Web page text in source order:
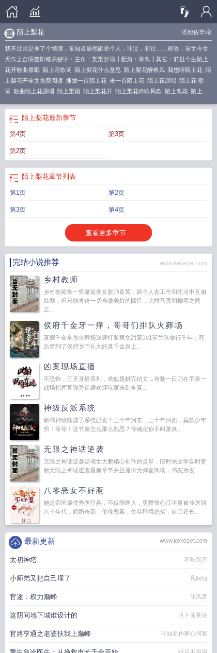
喷他佐辛/著
陌上梨花
我不过就是伸了个懒腰，谁知道居然砸晕个人，罪过，罪过……标签：前世今生
天作之合阴差阳错关键字：主角：梨梨舒雨┃配角：将离┃其它：前世今生 陌上
花开歌曲原唱 陌上花歌词 陌上梨花什么意思 陌上梨花醉春风 我想听陌上花 陌
上梨花开全文免费阅读 播放一首陌上花 来一首陌上花 陌上花原唱 陌上花 歌
词 歌曲陌上花原唱 陌上梨雨 陌上梨花开 陌上梨花吟咏风歌 陌上离花 陌上离
陌上花这首歌
陌上梨花最新章节
第4页 第3页
第2页
陌上梨花章节列表
第1页 第2页
第3页 第4页
查看更多章节...
完结小说推荐 www.kekepet.com
乡村教师
乡村教师朱一男邂逅美女教师黄莺，两个人在工作和生活中互相
鼓励，但只能将这一切当做美好的回忆，此时马页和柳萼之间
正...
侯府千金牙一痒，哥哥们排队火葬场
真假千金全员火葬场逆袭打脸爽文甜宠1v1苏兰玖修行千年，死
后穿到了侯府乡下长大的真千金身上。...
凶案现场直播
不恐怖，三夭直播系列，类似题材完结文→有朝一日刀在手第一
战场指挥官强势逆袭欢迎玩家来到全真...
神级反派系统
新书神级熊孩子系统已发！三十年河东，三十年河西，莫欺少年
穷！等等！这节奏怎么那么熟悉？你确定你不叫萧炎...
无限之神话逆袭
无限之神话逆袭是倾世大鹏精心创作的灵异，旧时光文学实时更
新无限之神话逆袭最新章节并且提供无弹窗阅读，书友所发...
八零恶女不好惹
她是帝国最优秀医疗兵，不仅能医人，更擅偷心江半夏被传送到
八十年代，奶奶奇葩，伯母恶毒，生存环境恶劣，自己还长...
www.kekepet.com
最新更新
太初神塔 不吃荆芥
小师弟又把自己埋了 凡间仙
官途：权力巅峰 任风萧
这阴间地下城谁设计的 月下蓬莱姬
官路亨通之老婆扶我上巅峰 非知名作家心河黎